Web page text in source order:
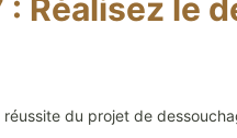
Réalisez le
du projet de